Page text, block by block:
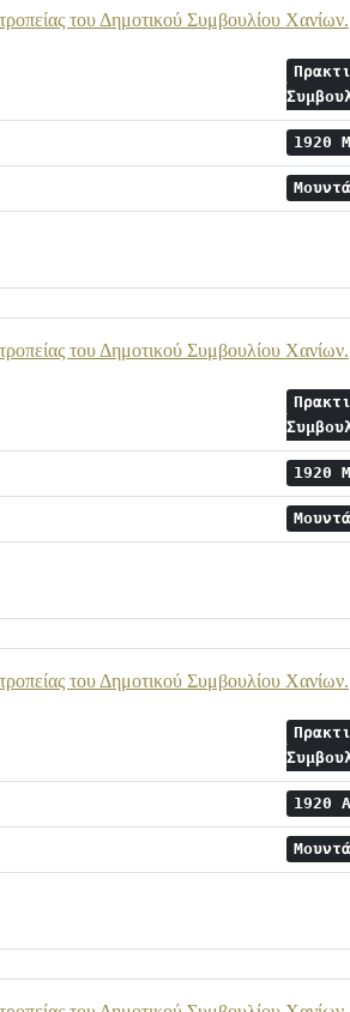
του Δημοτικού Συμβουλίου Χανίων.
1920
του Δημοτικού Συμβουλίου Χανίων.
1920
του Δημοτικού Συμβουλίου Χανίων.
1920